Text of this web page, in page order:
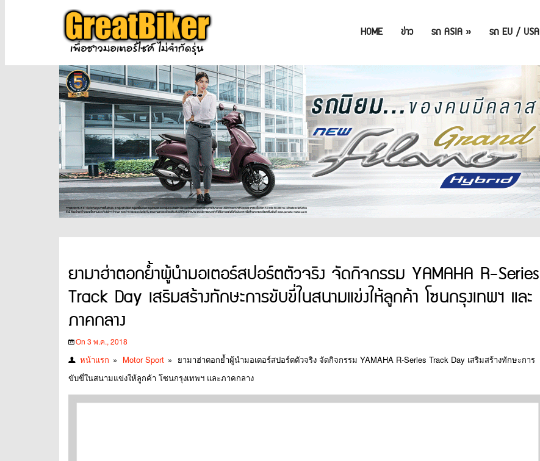
HOME ข่าว รถ ASIA » รถ EU / USA
ยามาฮ่าตอกย้ำผู้นำมอเตอร์สปอร์ตตัวจริง จัดกิจกรรม YAMAHA R-Series
Track Day เสริมสร้างทักษะการขับขี่ในสนามแข่งให้ลูกค้า โซนกรุงเทพฯ และ
ภาคกลาง
On 3 พ.ค., 2018
หน้าแรก » Motor Sport » ยามาฮ่าตอกย้ำผู้นำมอเตอร์สปอร์ตตัวจริง จัดกิจกรรม YAMAHA R-Series Track Day เสริมสร้างทักษะการ
ขับขี่ในสนามแข่งให้ลูกค้า โซนกรุงเทพฯ และภาคกลาง